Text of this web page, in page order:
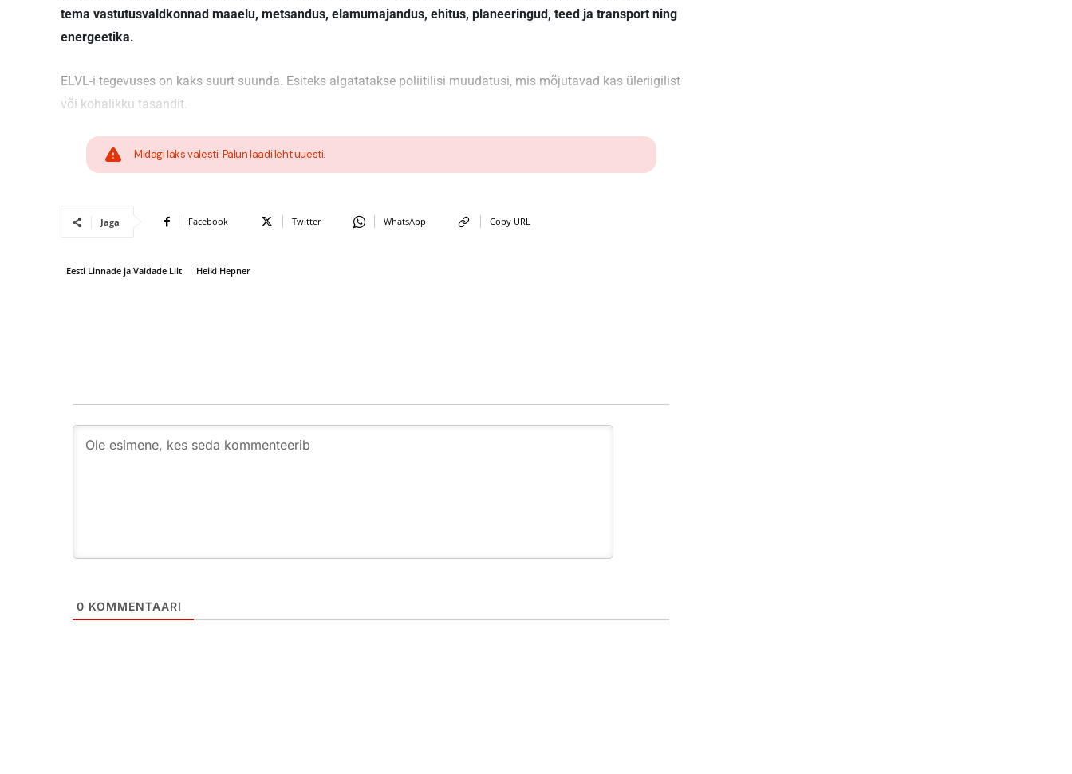
tema vastutusvaldkonnad maaelu, metsandus, elamumajandus, ehitus, planeeringud, teed ja transport ning
energeetika.
ELVL-i tegevuses on kaks suurt suunda. Esiteks algatatakse poliitilisi muudatusi, mis mõjutavad kas üleriigilist
või kohalikku tasandit.
Midagi läks valesti. Palun laadi leht uuesti.
Jaga Facebook Twitter WhatsApp Copy URL
Eesti Linnade ja Valdade Liit Heiki Hepner
0 KOMMENTAARI